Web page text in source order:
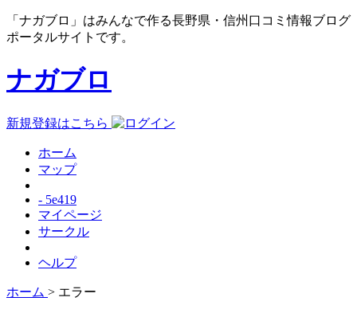
「ナガブロ」はみんなで作る長野県・信州口コミ情報ブログ
ポータルサイトです。
ナガブロ
新規登録はこちら
ホーム
マップ
- 5e419
マイページ
サークル
ヘルプ
ホーム > エラー